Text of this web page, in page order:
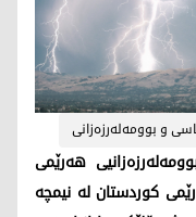
و بوومەلەرزەزانى
هەرێمی
کوردستان لە نیمچە